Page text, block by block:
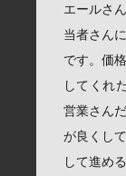
エールさ
当者さん
です。価
してくれ
営業さん
が良くし
して進め